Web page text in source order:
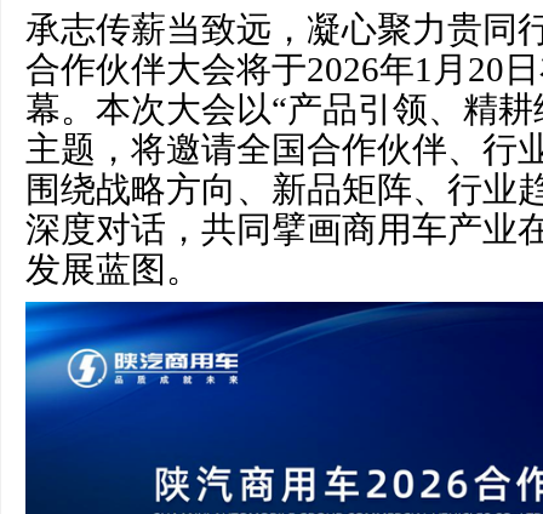
承志传薪当致远，凝心聚力贵同
合作伙伴大会将于2026年1月20
幕。本次大会以“产品引领、精
主题，将邀请全国合作伙伴、行
围绕战略方向、新品矩阵、行业
深度对话，共同擘画商用车产业
发展蓝图。